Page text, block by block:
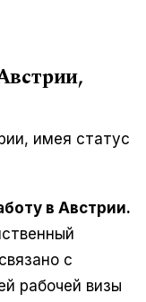
имея статус
в Австрии.
с
рабочей визы